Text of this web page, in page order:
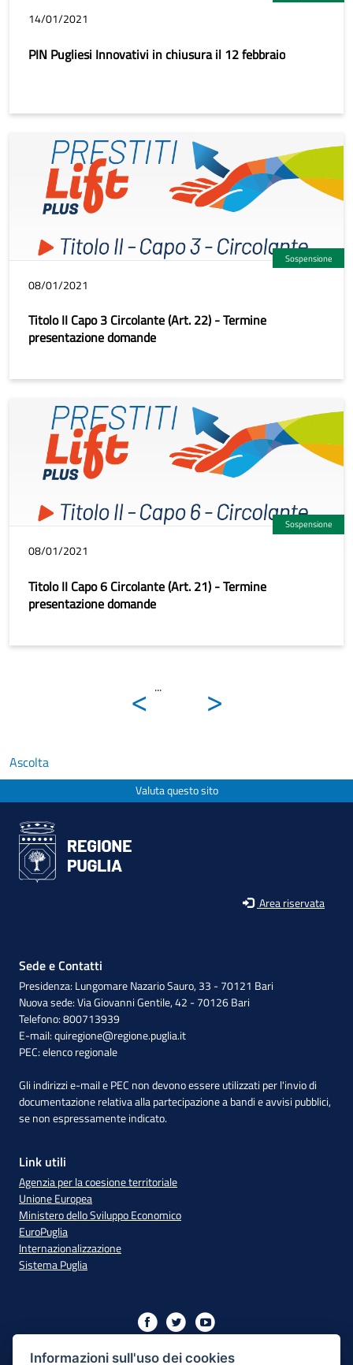
14/01/2021
PIN Pugliesi Innovativi in chiusura il 12 febbraio
Sospensione
08/01/2021
Titolo II Capo 3 Circolante (Art. 22) - Termine
presentazione domande
Sospensione
08/01/2021
Titolo II Capo 6 Circolante (Art. 21) - Termine
presentazione domande
< ... >
Ascolta
Valuta questo sito
Area riservata
Sede e Contatti
Presidenza: Lungomare Nazario Sauro, 33 - 70121 Bari
Nuova sede: Via Giovanni Gentile, 42 - 70126 Bari
Telefono: 800713939
E-mail:quiregione@regione.puglia.it
PEC:elenco regionale
Gli indirizzi e-mail e PEC non devono essere utilizzati per l'invio di
documentazione relativa alla partecipazione a bandi e avvisi pubblici,
se non espressamente indicato.
Link utili
Agenzia per la coesione territoriale
Unione Europea
Ministero dello Sviluppo Economico
EuroPuglia
Internazionalizzazione
Sistema Puglia
XIII
Informazioni sull'uso dei cookies